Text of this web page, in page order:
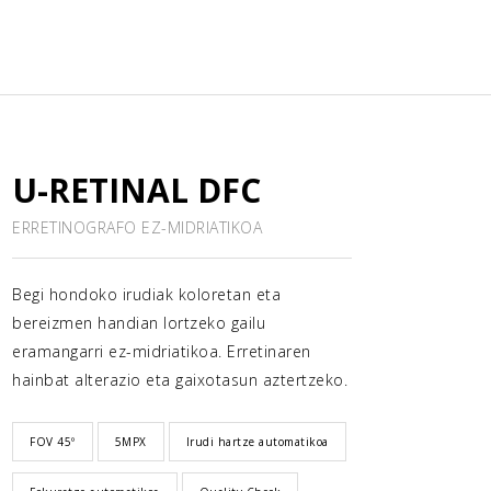
U-RETINAL DFC
ERRETINOGRAFO EZ-MIDRIATIKOA
Begi hondoko irudiak koloretan eta
bereizmen handian lortzeko gailu
eramangarri ez-midriatikoa. Erretinaren
hainbat alterazio eta gaixotasun aztertzeko.
FOV 45º 5MPX Irudi hartze automatikoa